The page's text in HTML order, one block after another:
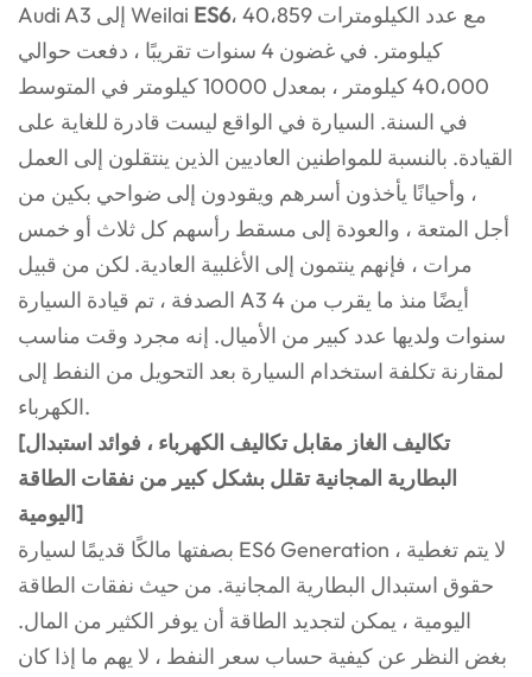
Audi A3 إلى Weilai ES6، مع عدد الكيلومترات 40،859
كيلومتر. في غضون 4 سنوات تقريبًا ، دفعت حوالي
40،000 كيلومتر ، بمعدل 10000 كيلومتر في المتوسط
في السنة. السيارة في الواقع ليست قادرة للغاية على
القيادة. بالنسبة للمواطنين العاديين الذين ينتقلون إلى العمل
، وأحيانًا يأخذون أسرهم ويقودون إلى ضواحي بكين من
أجل المتعة ، والعودة إلى مسقط رأسهم كل ثلاث أو خمس
مرات ، فإنهم ينتمون إلى الأغلبية العادية. لكن من قبيل
الصدفة ، تم قيادة السيارة A3 أيضًا منذ ما يقرب من 4
سنوات ولديها عدد كبير من الأميال. إنه مجرد وقت مناسب
لمقارنة تكلفة استخدام السيارة بعد التحويل من النفط إلى
الكهرباء.
[تكاليف الغاز مقابل تكاليف الكهرباء ، فوائد استبدال
البطارية المجانية تقلل بشكل كبير من نفقات الطاقة
اليومية]
بصفتها مالكًا قديمًا لسيارة ES6 Generation ، لا يتم تغطية
حقوق استبدال البطارية المجانية. من حيث نفقات الطاقة
اليومية ، يمكن لتجديد الطاقة أن يوفر الكثير من المال.
بغض النظر عن كيفية حساب سعر النفط ، لا يهم ما إذا كان